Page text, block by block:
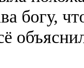
богу,